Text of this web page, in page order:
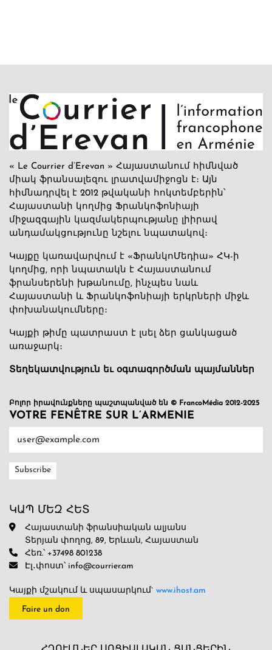
« Le Courrier d’Erevan » Հայաստանում հիմնված
միակ ֆրանսալեզու լրատվամիջոցն է։ Այն
հիմնադրվել է 2012 թվականի հոկտեմբերին՝
Հայաստանի կողմից Ֆրանկոֆոնիայի
միջազգային կազմակերպությանը լիիրավ
անդամակցությունը նշելու նպատակով։
Կայքը կառավարվում է «ՖրանկոՄեդիա» ՀԿ-ի
կողմից, որի նպատակն է Հայաստանում
ֆրանսերենի խթանումը, ինչպես նաև
Հայաստանի և Ֆրանկոֆոնիայի երկրների միջև
փոխանակումները։
Կայքի թիմը պատրաստ է լսել ձեր ցանկացած
առաջարկ։
Տեղեկատվություն եւ օգտագործման պայմաններ
Բոլոր իրավունքները պաշտպանված են © FrancoMédia 2012-2025
VOTRE FENÊTRE SUR L’ARMENIE
ԿԱՊ ՄԵԶ ՀԵՏ
Հայաստանի ֆրանսիական ալյանս
Տերյան փողոց, 89, Երևան, Հայաստան
Հեռ.՝ +37498 801238
Էլ․փոստ՝ info@courrier.am
Կայքի մշակում և սպասարկում` www.ihost.am
Faire un don